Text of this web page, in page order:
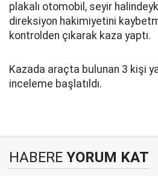
plakalı otomobil, seyir
direksiyon hakimiyetini
kontrolden çıkarak kaza yaptı.
Kazada araçta bulunan 3 kişi
inceleme başlatıldı.
HABERE YORUM KAT